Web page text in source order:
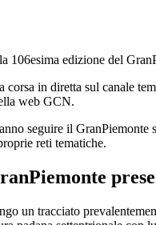
106esima edizione del
corsa in diretta sul canale
web GCN.
seguire il
reti tematiche.
un tracciato